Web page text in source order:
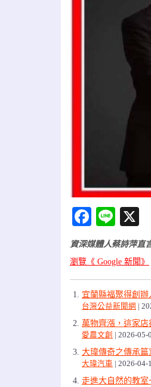
Line
資深媒體人蔡詩萍直
瀏覽《 Google 新聞》
宜蘭縣福聚得創
台灣公益新聞網
萬物齊漲，這家
愛農文創 2026-05-
大瑋傳奇之傳承
大瑋汽車 2026-04-
走進大自然的教